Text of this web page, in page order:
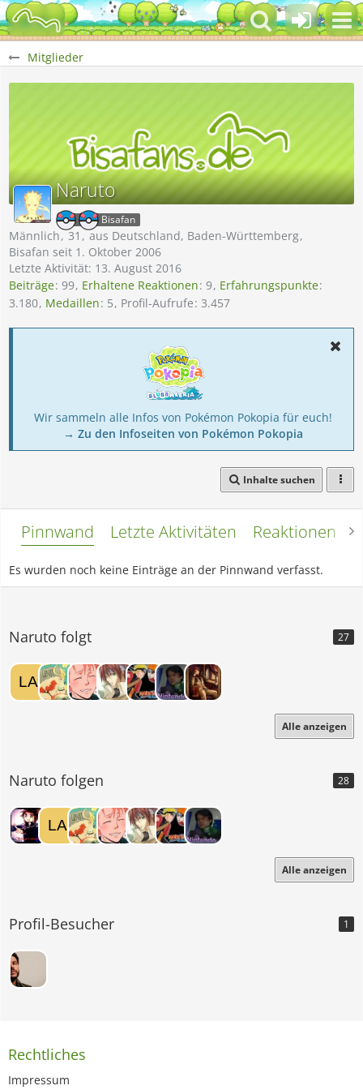
Mitglieder
Naruto
Bisafan
Männlich 31
aus Deutschland, Baden-Württemberg
Bisafan seit 1. Oktober 2006
Letzte Aktivität: 13. August 2016
Beiträge 99 Erhaltene Reaktionen 9 Erfahrungspunkte
3.180 Medaillen 5 Profil-Aufrufe 3.457
Wir sammeln alle Infos von Pokémon Pokopia für euch!
→ Zu den Infoseiten von Pokémon Pokopia
Inhalte suchen
Pinnwand Letzte Aktivitäten Reaktionen
Es wurden noch keine Einträge an der Pinnwand verfasst.
Naruto folgt 27
Alle anzeigen
Naruto folgen 28
Alle anzeigen
Profil-Besucher 1
Rechtliches
Impressum